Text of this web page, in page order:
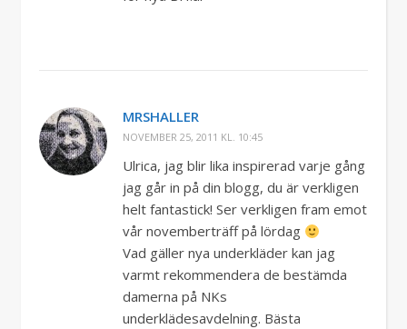
MRSHALLER
NOVEMBER 25, 2011 KL. 10:45
Ulrica, jag blir lika inspirerad varje gång
jag går in på din blogg, du är verkligen
helt fantastick! Ser verkligen fram emot
vår novemberträff på lördag
Vad gäller nya underkläder kan jag
varmt rekommendera de bestämda
damerna på NKs
underklädesavdelning. Bästa